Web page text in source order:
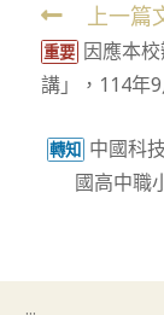
Read
more
articles
上一篇
重要 因應本
講」，114年
轉知 中國科
國高中職